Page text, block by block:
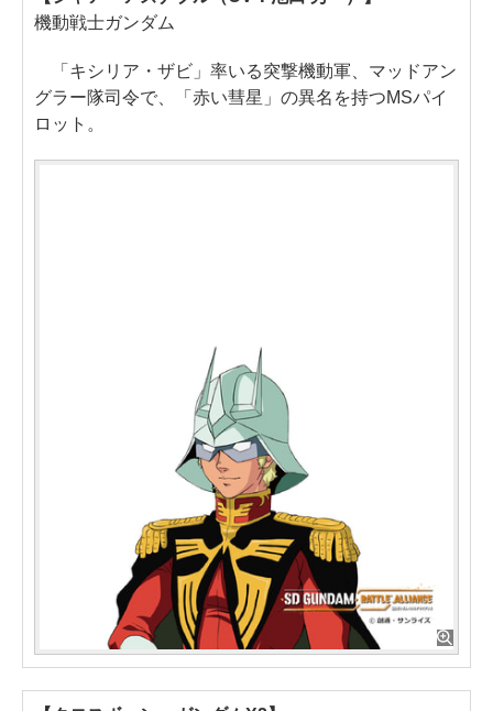
機動戦士ガンダム
「キシリア・ザビ」率いる突撃機動軍、マッドアン
グラー隊司令で、「赤い彗星」の異名を持つMSパイ
ロット。